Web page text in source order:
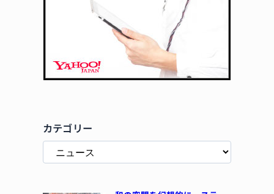
カテゴリー